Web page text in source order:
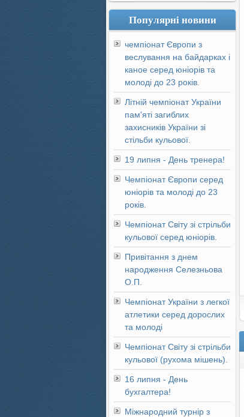
Популярні новини
чемпіонат Європи з
веслування на байдарках і
каное серед юніорів та
молоді до 23 років.
Літній чемпіонат України
пам'яті загиблих
захисників України зі
стільби кульової.
19 липня - День тренера!
Чемпіонат Європи серед
юніорів та молоді до 23
років.
Чемпіонат Світу зі стрільби
кульової серед юніорів.
Привітання з днем
народження Селезньова
О.П.
Чемпіонат України з легкої
атлетики серед дорослих
та молоді
Чемпіонат Світу зі стрільби
кульової (рухома мішень).
16 липня - День
бухгалтера!
Міжнародний турнір з